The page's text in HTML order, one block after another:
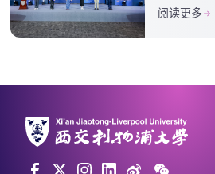
展大会
阅读更多